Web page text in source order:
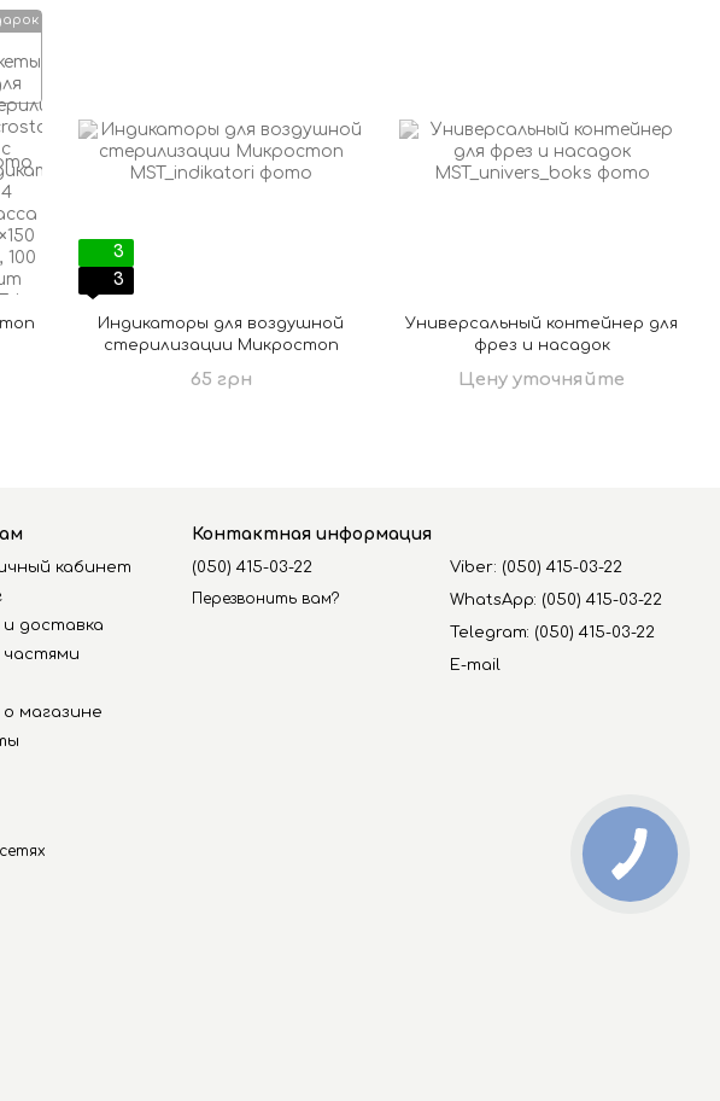
3
3
Индикаторы для воздушной
стерилизации Микростоп
65 грн
Универсальный контейнер для
фрез и насадок
Цену уточняйте
кабинет
доставка
магазине
Контактная информация
(050) 415-03-22
Перезвонить вам?
Viber: (050) 415-03-22
WhatsApp: (050) 415-03-22
Telegram: (050) 415-03-22
E-mail